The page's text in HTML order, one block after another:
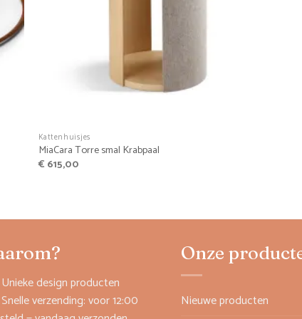
Kattenhuisjes
MiaCara Torre smal Krabpaal
€ 615,00
Unieke design producten
Snelle verzending: voor 12:00
Onze
Nieuwe producten